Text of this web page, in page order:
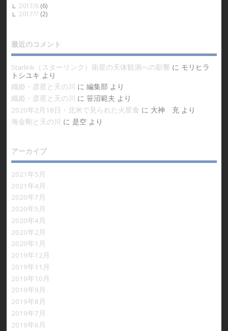
2017/6(6)
2017/7 (2)
最近のコメント
Starlink（スターリンク）衛星の天体観測への影響 に モリヒラ
トシユキ より
織姫・彦星と天の川
に 編集部 より
織姫・彦星と天の川
に 笹沼範夫 より
2020年2月18日・北米で見られた火星食 に 大神 充より
海金剛と天の川
に 是空より
アーカイブ
2021年5月
2021年4月
2020年7月
2020年5月
2020年4月
2020年2月
2020年1月
2019年12月
2019年11月
2019年10月
2019年9月
2019年8月
2019年7月
2019年6月